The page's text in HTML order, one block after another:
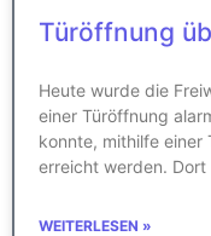
Türöffnung
Heute wurde die
einer Türöffnung
konnte, mithilfe einer
erreicht werden. Dort
WEITERLESEN »